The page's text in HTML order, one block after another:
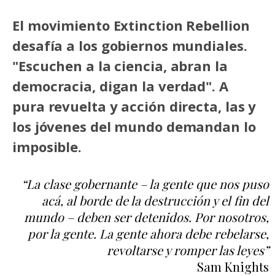
El movimiento Extinction Rebellion
desafía a los gobiernos mundiales.
"Escuchen a la ciencia, abran la
democracia, digan la verdad". A
pura revuelta y acción directa, las y
los jóvenes del mundo demandan lo
imposible.
“La clase gobernante – la gente que nos puso
acá, al borde de la destrucción y el fin del
mundo – deben ser detenidos. Por nosotros,
por la gente. La gente ahora debe rebelarse,
revoltarse y romper las leyes”
Sam Knights